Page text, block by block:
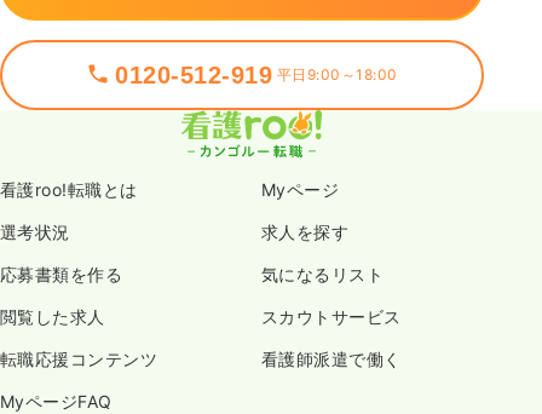
0120-512-919 平日9:00～18:00
看護roo!転職とは Myページ
選考状況 求人を探す
応募書類を作る 気になるリスト
閲覧した求人 スカウトサービス
転職応援コンテンツ 看護師派遣で働く
MyページFAQ